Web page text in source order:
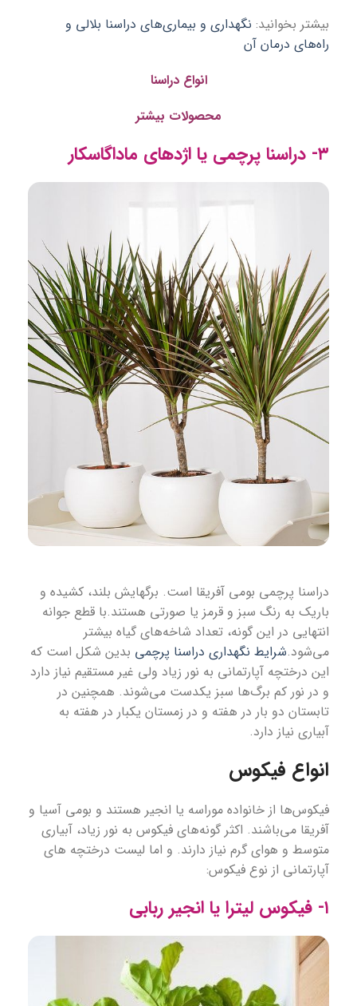
بیشتر بخوانید: نگهداری و بیماری‌های دراسنا بلالی و
راه‌های درمان آن
انواع دراسنا
محصولات بیشتر
۳- دراسنا پرچمی یا اژدهای ماداگاسکار
دراسنا پرچمی بومی آفریقا است. برگهایش بلند، کشیده و
باریک به رنگ سبز و قرمز یا صورتی هستند.با قطع جوانه
انتهایی در این گونه، تعداد شاخه‌های گیاه بیشتر
می‌شود.شرایط نگهداری دراسنا پرچمی بدین شکل است که
این درختچه آپارتمانی به نور زیاد ولی غیر مستقیم نیاز دارد
و در نور کم برگ‌ها سبز یکدست می‌شوند. همچنین در
تابستان دو بار در هفته و در زمستان یکبار در هفته به
آبیاری نیاز دارد.
انواع فیکوس
فیکوس‌ها از خانواده موراسه یا انجیر هستند و بومی آسیا و
آفریقا می‌باشند. اکثر گونه‌های فیکوس به نور زیاد، آبیاری
متوسط و هوای گرم نیاز دارند. و اما لیست درختچه های
آپارتمانی از نوع فیکوس:
۱- فیکوس لیترا یا انجیر ربابی